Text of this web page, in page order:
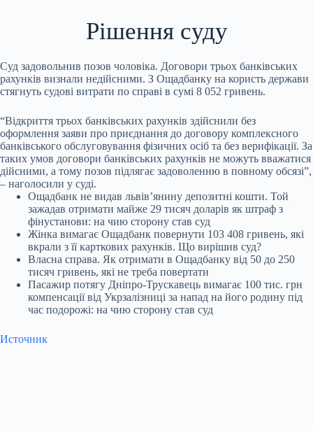
Рішення суду
Суд задовольнив позов чоловіка. Договори трьох банківських
рахунків визнали недійсними. З Ощадбанку на користь держави
стягнуть судові витрати по справі в сумі 8 052 гривень.
“Відкриття трьох банківських рахунків здійснили без
оформлення заяви про приєднання до договору комплексного
банківського обслуговування фізичних осіб та без верифікації. За
таких умов договори банківських рахунків не можуть вважатися
дійсними, а тому позов підлягає задоволенню в повному обсязі”,
– наголосили у суді.
Ощадбанк не видав львів’янину депозитні кошти. Той
зажадав отримати майже 29 тисяч доларів як штраф з
фінустанови: на чию сторону став суд
Жінка вимагає Ощадбанк повернути 103 408 гривень, які
вкрали з її карткових рахунків. Що вирішив суд?
Власна справа. Як отримати в Ощадбанку від 50 до 250
тисяч гривень, які не треба повертати
Пасажир потягу Дніпро-Трускавець вимагає 100 тис. грн
компенсації від Укрзалізниці за напад на його родину під
час подорожі: на чию сторону став суд
Источник